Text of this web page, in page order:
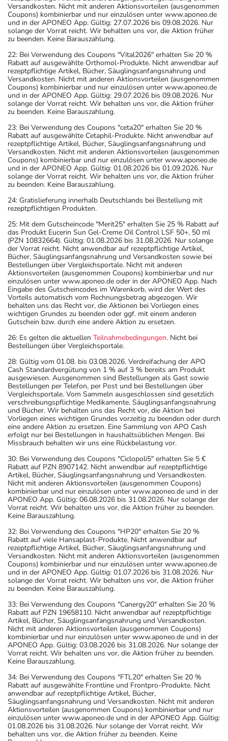
Versandkosten. Nicht mit anderen Aktionsvorteilen (ausgenommen
Coupons) kombinierbar und nur einzulösen unter www.aponeo.de
und in der APONEO App. Gültig: 27.07.2026 bis 09.08.2026. Nur
solange der Vorrat reicht. Wir behalten uns vor, die Aktion früher
zu beenden. Keine Barauszahlung.
22: Bei Verwendung des Coupons "Vital2026" erhalten Sie 20 %
Rabatt auf ausgewählte Orthomol-Produkte. Nicht anwendbar auf
rezeptpflichtige Artikel, Bücher, Säuglingsanfangsnahrung und
Versandkosten. Nicht mit anderen Aktionsvorteilen (ausgenommen
Coupons) kombinierbar und nur einzulösen unter www.aponeo.de
und in der APONEO App. Gültig: 29.07.2026 bis 09.08.2026. Nur
solange der Vorrat reicht. Wir behalten uns vor, die Aktion früher
zu beenden. Keine Barauszahlung.
23: Bei Verwendung des Coupons "ceta20" erhalten Sie 20 %
Rabatt auf ausgewählte Cetaphil-Produkte. Nicht anwendbar auf
rezeptpflichtige Artikel, Bücher, Säuglingsanfangsnahrung und
Versandkosten. Nicht mit anderen Aktionsvorteilen (ausgenommen
Coupons) kombinierbar und nur einzulösen unter www.aponeo.de
und in der APONEO App. Gültig: 01.08.2026 bis 01.09.2026. Nur
solange der Vorrat reicht. Wir behalten uns vor, die Aktion früher
zu beenden. Keine Barauszahlung.
24: Gratislieferung innerhalb Deutschlands bei Bestellung mit
rezeptpflichtigen Produkten.
25: Mit dem Gutscheincode "Merit25" erhalten Sie 25 % Rabatt auf
das Produkt Eucerin Sun Gel-Creme Oil Control LSF 50+, 50 ml
(PZN 10832664). Gültig: 01.08.2026 bis 31.08.2026. Nur solange
der Vorrat reicht. Nicht anwendbar auf rezeptpflichtige Artikel,
Bücher, Säuglingsanfangsnahrung und Versandkosten sowie bei
Bestellungen über Vergleichsportale. Nicht mit anderen
Aktionsvorteilen (ausgenommen Coupons) kombinierbar und nur
einzulösen unter www.aponeo.de oder in der APONEO App. Nach
Eingabe des Gutscheincodes im Warenkorb, wird der Wert des
Vorteils automatisch vom Rechnungsbetrag abgezogen. Wir
behalten uns das Recht vor, die Aktionen bei Vorliegen eines
wichtigen Grundes zu beenden oder ggf. mit einem anderen
Gutschein bzw. durch eine andere Aktion zu ersetzen.
26: Es gelten die aktuellen Teilnahmebedingungen. Nicht bei
Bestellungen über Vergleichsportale.
28: Gültig vom 01.08. bis 03.08.2026. Verdreifachung der APO
Cash Standardvergütung von 1 % auf 3 % bereits am Produkt
ausgewiesen. Ausgenommen sind Bestellungen als Gast sowie
Bestellungen per Telefon, per Post und bei Bestellungen über
Vergleichsportale. Vom Sammeln ausgeschlossen sind gesetzlich
verschreibungspflichtige Medikamente, Säuglingsanfangsnahrung
und Bücher. Wir behalten uns das Recht vor, die Aktion bei
Vorliegen eines wichtigen Grundes vorzeitig zu beenden oder durch
eine andere Aktion zu ersetzen. Eine Sammlung von APO Cash
erfolgt nur bei Bestellungen in haushaltsüblichen Mengen. Bei
Missbrauch behalten wir uns eine Rückbelastung vor.
30: Bei Verwendung des Coupons "Ciclopoli5" erhalten Sie 5 €
Rabatt auf PZN 8907142. Nicht anwendbar auf rezeptpflichtige
Artikel, Bücher, Säuglingsanfangsnahrung und Versandkosten.
Nicht mit anderen Aktionsvorteilen (ausgenommen Coupons)
kombinierbar und nur einzulösen unter www.aponeo.de und in der
APONEO App. Gültig: 06.08.2026 bis 31.08.2026. Nur solange der
Vorrat reicht. Wir behalten uns vor, die Aktion früher zu beenden.
Keine Barauszahlung.
32: Bei Verwendung des Coupons "HP20" erhalten Sie 20 %
Rabatt auf viele Hansaplast-Produkte. Nicht anwendbar auf
rezeptpflichtige Artikel, Bücher, Säuglingsanfangsnahrung und
Versandkosten. Nicht mit anderen Aktionsvorteilen (ausgenommen
Coupons) kombinierbar und nur einzulösen unter www.aponeo.de
und in der APONEO App. Gültig: 01.07.2026 bis 31.08.2026. Nur
solange der Vorrat reicht. Wir behalten uns vor, die Aktion früher
zu beenden. Keine Barauszahlung.
33: Bei Verwendung des Coupons "Canergy20" erhalten Sie 20 %
Rabatt auf PZN 19658110. Nicht anwendbar auf rezeptpflichtige
Artikel, Bücher, Säuglingsanfangsnahrung und Versandkosten.
Nicht mit anderen Aktionsvorteilen (ausgenommen Coupons)
kombinierbar und nur einzulösen unter www.aponeo.de und in der
APONEO App. Gültig: 03.08.2026 bis 31.08.2026. Nur solange der
Vorrat reicht. Wir behalten uns vor, die Aktion früher zu beenden.
Keine Barauszahlung.
34: Bei Verwendung des Coupons "FTL20" erhalten Sie 20 %
Rabatt auf ausgewählte Frontline und Frontpro-Produkte. Nicht
anwendbar auf rezeptpflichtige Artikel, Bücher,
Säuglingsanfangsnahrung und Versandkosten. Nicht mit anderen
Aktionsvorteilen (ausgenommen Coupons) kombinierbar und nur
einzulösen unter www.aponeo.de und in der APONEO App. Gültig:
01.08.2026 bis 31.08.2026. Nur solange der Vorrat reicht. Wir
behalten uns vor, die Aktion früher zu beenden. Keine